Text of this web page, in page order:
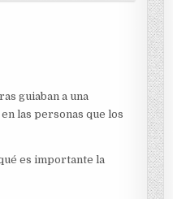
guiaban a una
las personas que los
es importante la